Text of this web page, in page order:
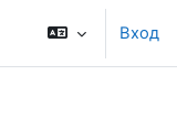
Вход